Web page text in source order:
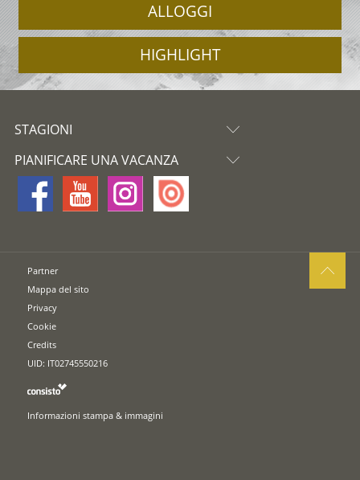
ALLOGGI
HIGHLIGHT
STAGIONI
PIANIFICARE UNA VACANZA
Partner
Mappa del sito
Privacy
Cookie
Credits
UID: IT02745550216
Informazioni stampa & immagini